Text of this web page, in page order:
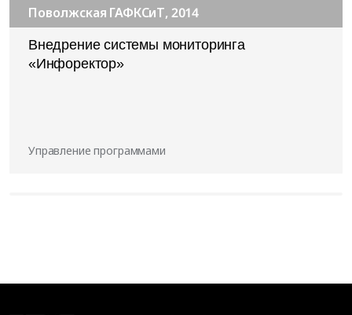
Поволжская ГАФКСиТ, 2014
Внедрение системы мониторинга
«Инфоректор»
Управление программами